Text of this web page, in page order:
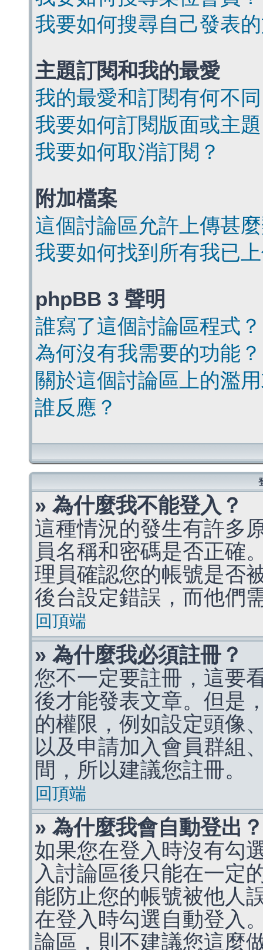
我要如何搜尋自己發表
主題訂閱和我的最愛
我的最愛和訂閱有何不
我要如何訂閱版面或主
我要如何取消訂閱？
附加檔案
這個討論區允許上傳甚
我要如何找到所有我已
phpBB 3 聲明
誰寫了這個討論區程式？
為何沒有我需要的功能？
關於這個討論區上的濫
誰反應？
» 為什麼我不能登入？
這種情況的發生有許多
員名稱和密碼是否正確
理員確認您的帳號是否
後台設定錯誤，而他們
回頂端
» 為什麼我必須註冊？
您不一定要註冊，這要
後才能發表文章。但是
的權限，例如設定頭像
以及申請加入會員群組
間，所以建議您註冊。
回頂端
» 為什麼我會自動登出？
如果您在登入時沒有勾
入討論區後只能在一定
能防止您的帳號被他人
在登入時勾選自動登入
論區，則不建議您這麼